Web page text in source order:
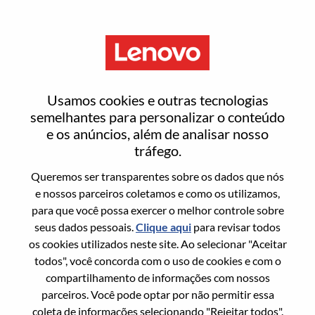
Usamos cookies e outras tecnologias
semelhantes para personalizar o conteúdo
e os anúncios, além de analisar nosso
tráfego.
Queremos ser transparentes sobre os dados que nós
e nossos parceiros coletamos e como os utilizamos,
para que você possa exercer o melhor controle sobre
seus dados pessoais.Clique aqui para revisar todos
os cookies utilizados neste site. Ao selecionar "Aceitar
todos", você concorda com o uso de cookies e com o
compartilhamento de informações com nossos
parceiros. Você pode optar por não permitir essa
coleta de informações selecionando "Rejeitar todos".
Senior Services Sales Executive
- Manufacturing Global
Accounts
Informação geral
Sol. Nº:WD00101880
Área De Carreira:
Vendas